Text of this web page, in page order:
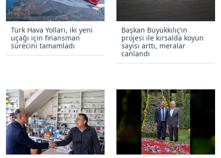
Türk Hava Yolları, iki yeni
uçağı için finansman
sürecini tamamladı
Başkan Büyükkılıç’ın
projesi ile kırsalda koyun
sayısı arttı, meralar
canlandı